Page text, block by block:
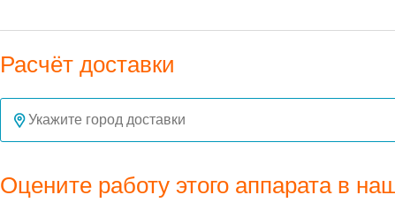
Расчёт доставки
Оцените работу этого аппарата в